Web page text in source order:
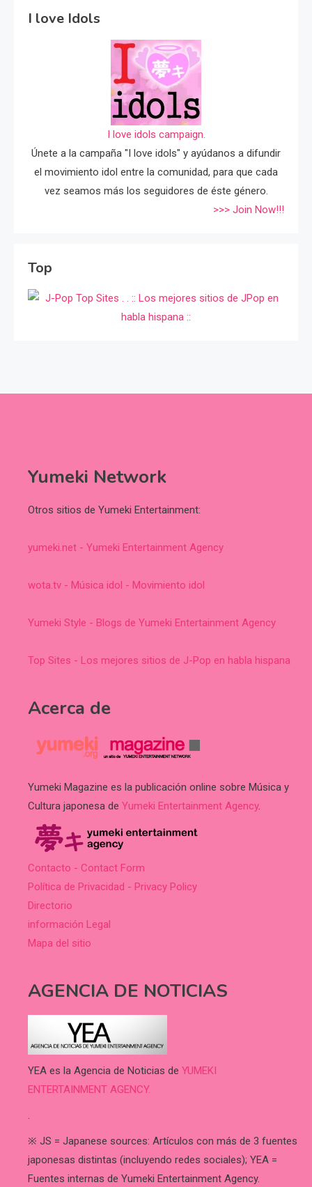
I love Idols
I love idols campaign.
Únete a la campaña "I love idols" y ayúdanos a difundir
el movimiento idol entre la comunidad, para que cada
vez seamos más los seguidores de éste género.
>>> Join Now!!!
Top
Yumeki Network
Otros sitios de Yumeki Entertainment:
yumeki.net - Yumeki Entertainment Agency
wota.tv - Música idol - Movimiento idol
Yumeki Style - Blogs de Yumeki Entertainment Agency
Top Sites - Los mejores sitios de J-Pop en habla hispana
Acerca de
Yumeki Magazine es la publicación online sobre Música y
Cultura japonesa de Yumeki Entertainment Agency.
Contacto - Contact Form
Política de Privacidad - Privacy Policy
Directorio
información Legal
Mapa del sitio
AGENCIA DE NOTICIAS
YEA es la Agencia de Noticias de YUMEKI
ENTERTAINMENT AGENCY.
.
※ JS = Japanese sources: Artículos con más de 3 fuentes
japonesas distintas (incluyendo redes sociales); YEA =
Fuentes internas de Yumeki Entertainment Agency.